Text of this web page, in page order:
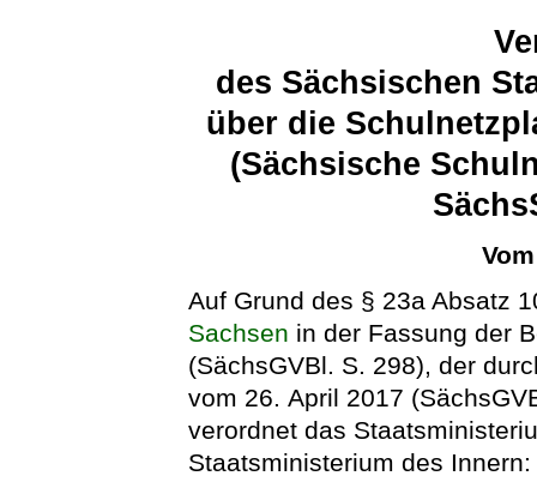
des Sächsischen
über die
(Sächsische
Auf Grund des § 23a Absatz
Sachsen in der Fassung der
(SächsGVBl. S. 298), der
vom 26. April 2017
verordnet das
Staatsministerium des Innern: